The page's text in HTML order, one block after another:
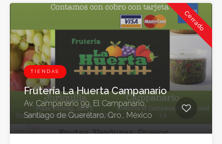
Cerrado
TIENDAS
Frutería La Huerta Campanario
Av. Campanario 99, El Campanario,
Santiago de Querétaro, Qro., México